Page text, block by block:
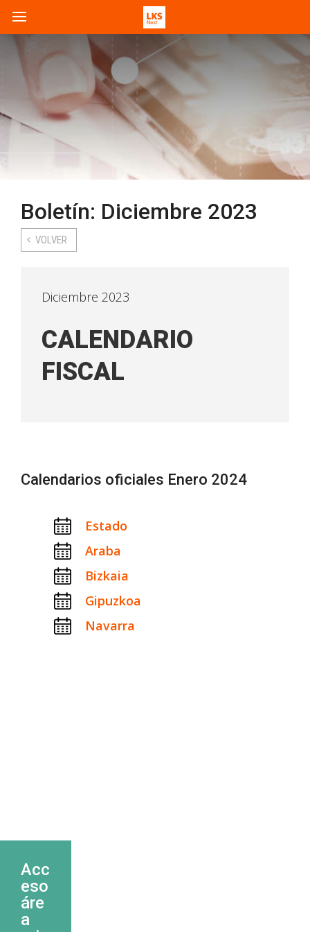
Boletín: Diciembre 2023
VOLVER
Diciembre 2023
CALENDARIO
FISCAL
Calendarios oficiales Enero 2024
Estado
Araba
Bizkaia
Gipuzkoa
Navarra
Acc
eso
áre
a